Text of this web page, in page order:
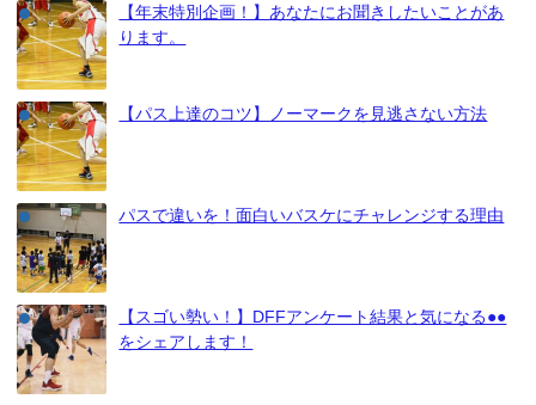
【年末特別企画！】あなたにお聞きしたいことがあ
ります。
【パス上達のコツ】ノーマークを見逃さない方法
パスで違いを！面白いバスケにチャレンジする理由
【スゴい勢い！】DFFアンケート結果と気になる●●
をシェアします！